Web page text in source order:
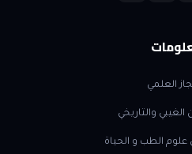
العلمي
الغيبي والتاريخي
علوم الطب و الحياة